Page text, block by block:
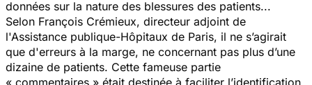
données sur la nature des blessures des patients...
Selon François Crémieux, directeur adjoint de
l'Assistance publique-Hôpitaux de Paris, il ne s’agirait
que d'erreurs à la marge, ne concernant pas plus d’une
dizaine de patients. Cette fameuse partie
« commentaires » était destinée à faciliter l’identification